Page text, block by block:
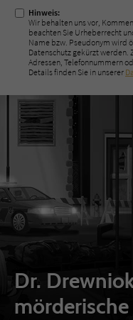
Hinweis:
Wir behalten uns vor,
beachten Sie Urheberrecht
Name bzw. Pseudonym wird
Datenschutz gekürzt werden.
Adressen, Telefonnummern
Details finden Sie in unserer
Dr.